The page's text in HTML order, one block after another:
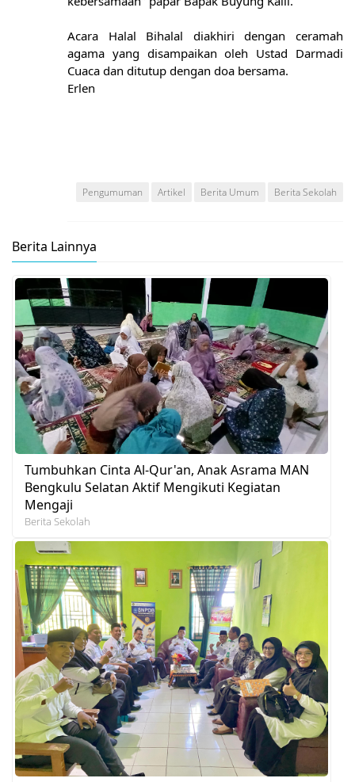
Acara Halal Bihalal diakhiri dengan ceramah
agama yang disampaikan oleh Ustad Darmadi
Cuaca dan ditutup dengan doa bersama.
Erlen
Pengumuman Artikel Berita Umum Berita Sekolah
Berita Lainnya
Tumbuhkan Cinta Al-Qur'an, Anak Asrama MAN
Bengkulu Selatan Aktif Mengikuti Kegiatan
Mengaji
Berita Sekolah